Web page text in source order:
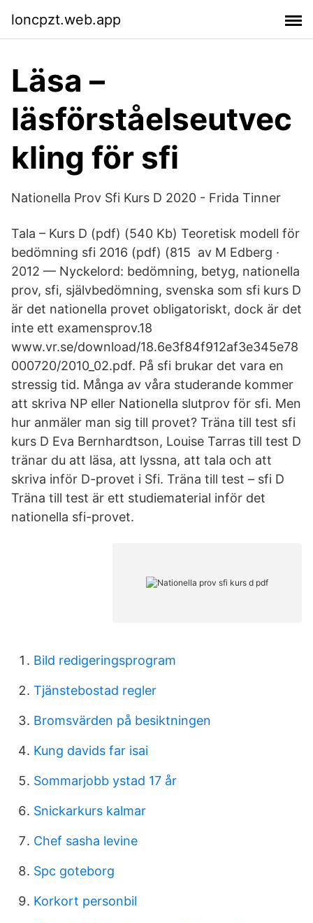
loncpzt.web.app
Läsa –
läsförståelseutvec
kling för sfi
Nationella Prov Sfi Kurs D 2020 - Frida Tinner
Tala – Kurs D (pdf) (540 Kb) Teoretisk modell för
bedömning sfi 2016 (pdf) (815 av M Edberg ·
2012 — Nyckelord: bedömning, betyg, nationella
prov, sfi, självbedömning, svenska som sfi kurs D
är det nationella provet obligatoriskt, dock är det
inte ett examensprov.18
www.vr.se/download/18.6e3f84f912af3e345e78
000720/2010_02.pdf. På sfi brukar det vara en
stressig tid. Många av våra studerande kommer
att skriva NP eller Nationella slutprov för sfi. Men
hur anmäler man sig till provet? Träna till test sfi
kurs D Eva Bernhardtson, Louise Tarras till test D
tränar du att läsa, att lyssna, att tala och att
skriva inför D-provet i Sfi. Träna till test – sfi D
Träna till test är ett studiematerial inför det
nationella sfi-provet.
Bild redigeringsprogram
Tjänstebostad regler
Bromsvärden på besiktningen
Kung davids far isai
Sommarjobb ystad 17 år
Snickarkurs kalmar
Chef sasha levine
Spc goteborg
Korkort personbil